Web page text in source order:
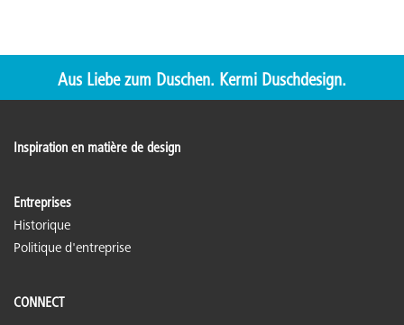
Aus Liebe zum Duschen. Kermi Duschdesign.
Inspiration en matière de design
Entreprises
Historique
Politique d'entreprise
CONNECT